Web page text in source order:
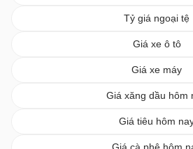
Tỷ giá ngoại tệ
Giá xe ô tô
Giá xe máy
Giá xăng dầu hôm
Giá tiêu hôm